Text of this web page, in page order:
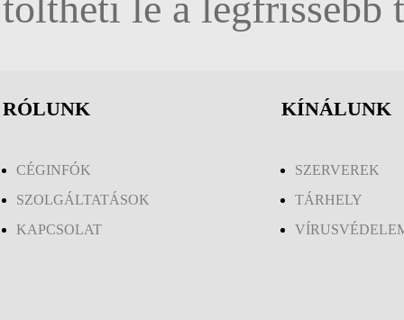
RÓLUNK KÍNÁLUNK
CÉGINFÓK
SZOLGÁLTATÁSOK
KAPCSOLAT
SZERVEREK
TÁRHELY